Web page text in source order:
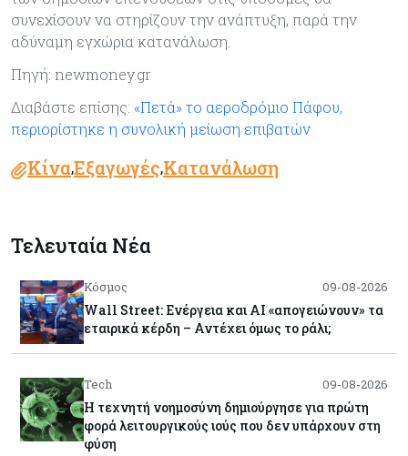
συνεχίσουν να στηρίζουν την ανάπτυξη, παρά την
αδύναμη εγχώρια κατανάλωση.
Πηγή: newmoney.gr
Διαβάστε επίσης: «Πετά» το αεροδρόμιο Πάφου,
περιορίστηκε η συνολική μείωση επιβατών
Κίνα,Εξαγωγές,Κατανάλωση
Τελευταία Νέα
Κόσμος 09-08-2026
Wall Street: Ενέργεια και AI «απογειώνουν» τα
εταιρικά κέρδη – Αντέχει όμως το ράλι;
Tech 09-08-2026
Η τεχνητή νοημοσύνη δημιούργησε για πρώτη
φορά λειτουργικούς ιούς που δεν υπάρχουν στη
φύση